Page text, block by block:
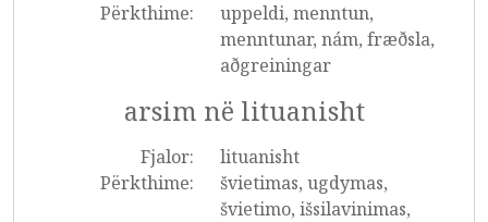
Përkthime:
uppeldi, menntun,
menntunar, nám, fræðsla,
aðgreiningar
arsim në lituanisht
Fjalor:
lituanisht
Përkthime:
švietimas, ugdymas,
švietimo, išsilavinimas,